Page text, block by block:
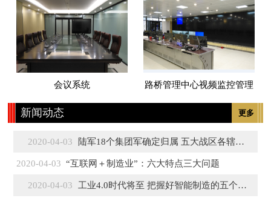
会议系统 路桥管理中心视频监控管理
更多
新闻动态
2020-04-03 陆军18个集团军确定归属 五大战区各辖3至5个
2020-04-03 “互联网＋制造业”：六大特点三大问题
2020-04-03 工业4.0时代将至 把握好智能制造的五个特征